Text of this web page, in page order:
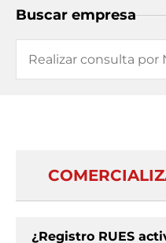
Buscar empresa
¿Registro RUES